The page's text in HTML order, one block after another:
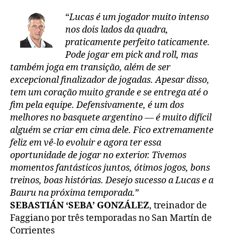
“Lucas é um jogador muito intenso
nos dois lados da quadra,
praticamente perfeito taticamente.
Pode jogar em pick and roll, mas
também joga em transição, além de ser
excepcional finalizador de jogadas. Apesar disso,
tem um coração muito grande e se entrega até o
fim pela equipe. Defensivamente, é um dos
melhores no basquete argentino — é muito difícil
alguém se criar em cima dele. Fico extremamente
feliz em vê-lo evoluir e agora ter essa
oportunidade de jogar no exterior. Tivemos
momentos fantásticos juntos, ótimos jogos, bons
treinos, boas histórias. Desejo sucesso a Lucas e a
Bauru na próxima temporada.”
SEBASTIÁN ‘SEBA’ GONZÁLEZ, treinador de
Faggiano por três temporadas no San Martín de
Corrientes